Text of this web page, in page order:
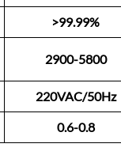
>99.99%
2900-5800
220VAC/50Hz
0.6-0.8